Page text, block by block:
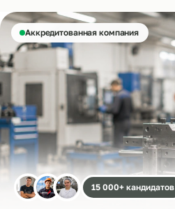
Аккредитованная компания
15 000+ кандидатов